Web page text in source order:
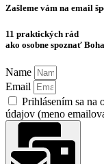
Zašleme vám na email
11 praktických rád
ako osobne spoznať Boha
Name
Email
Prihlásením sa na
údajov (meno